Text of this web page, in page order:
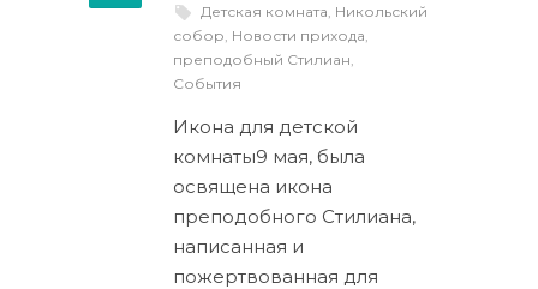
Детская комната, Никольский
собор, Новости прихода,
преподобный Стилиан,
События
Икона для детской
комнаты9 мая, была
освящена икона
преподобного Стилиана,
написанная и
пожертвованная для